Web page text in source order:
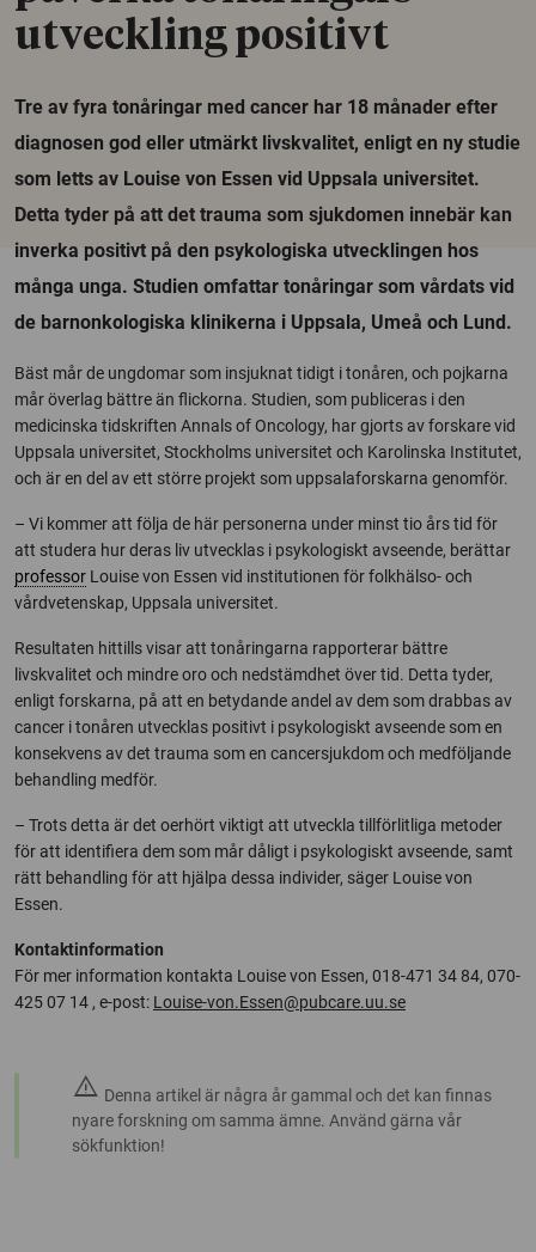
utveckling positivt
Tre av fyra tonåringar med cancer har 18 månader efter
diagnosen god eller utmärkt livskvalitet, enligt en ny studie
som letts av Louise von Essen vid Uppsala universitet.
Detta tyder på att det trauma som sjukdomen innebär kan
inverka positivt på den psykologiska utvecklingen hos
många unga. Studien omfattar tonåringar som vårdats vid
de barnonkologiska klinikerna i Uppsala, Umeå och Lund.
Bäst mår de ungdomar som insjuknat tidigt i tonåren, och pojkarna
mår överlag bättre än flickorna. Studien, som publiceras i den
medicinska tidskriften Annals of Oncology, har gjorts av forskare vid
Uppsala universitet, Stockholms universitet och Karolinska Institutet,
och är en del av ett större projekt som uppsalaforskarna genomför.
– Vi kommer att följa de här personerna under minst tio års tid för
att studera hur deras liv utvecklas i psykologiskt avseende, berättar
professor Louise von Essen vid institutionen för folkhälso- och
vårdvetenskap, Uppsala universitet.
Resultaten hittills visar att tonåringarna rapporterar bättre
livskvalitet och mindre oro och nedstämdhet över tid. Detta tyder,
enligt forskarna, på att en betydande andel av dem som drabbas av
cancer i tonåren utvecklas positivt i psykologiskt avseende som en
konsekvens av det trauma som en cancersjukdom och medföljande
behandling medför.
– Trots detta är det oerhört viktigt att utveckla tillförlitliga metoder
för att identifiera dem som mår dåligt i psykologiskt avseende, samt
rätt behandling för att hjälpa dessa individer, säger Louise von
Essen.
Kontaktinformation
För mer information kontakta Louise von Essen, 018-471 34 84, 070-
425 07 14 , e-post: Louise-von.Essen@pubcare.uu.se
warning Denna artikel är några år gammal och det kan finnas
nyare forskning om samma ämne. Använd gärna vår
sökfunktion!